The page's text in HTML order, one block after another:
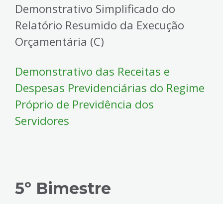
Demonstrativo Simplificado do
Relatório Resumido da Execução
Orçamentária (C)
Demonstrativo das Receitas e
Despesas Previdenciárias do Regime
Próprio de Previdência dos
Servidores
5º Bimestre